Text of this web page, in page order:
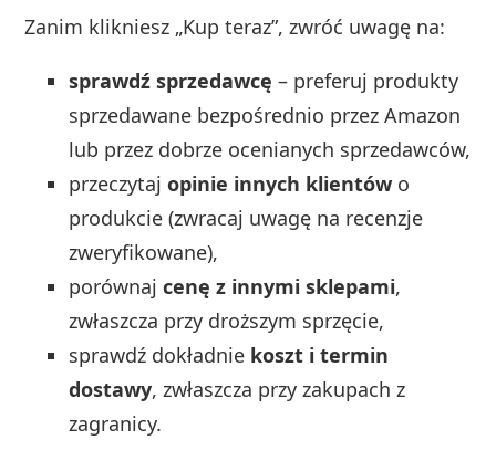
Zanim klikniesz „Kup teraz”, zwróć uwagę na:
sprawdź sprzedawcę – preferuj produkty
sprzedawane bezpośrednio przez Amazon
lub przez dobrze ocenianych sprzedawców,
przeczytajopinie innych klientów o
produkcie (zwracaj uwagę na recenzje
zweryfikowane),
porównajcenę z innymi sklepami,
zwłaszcza przy droższym sprzęcie,
sprawdź dokładnie koszt i termin
dostawy, zwłaszcza przy zakupach z
zagranicy.